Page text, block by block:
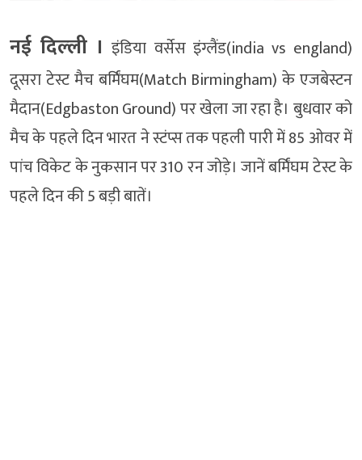
नई दिल्‍ली । इंडिया वर्सेस इंग्लैंड(india vs england)
दूसरा टेस्ट मैच बर्मिंघम(Match Birmingham) के एजबेस्टन
मैदान(Edgbaston Ground) पर खेला जा रहा है। बुधवार को
मैच के पहले दिन भारत ने स्टंप्स तक पहली पारी में 85 ओवर में
पांच विकेट के नुकसान पर 310 रन जोड़े। जानें बर्मिंघम टेस्ट के
पहले दिन की 5 बड़ी बातें।